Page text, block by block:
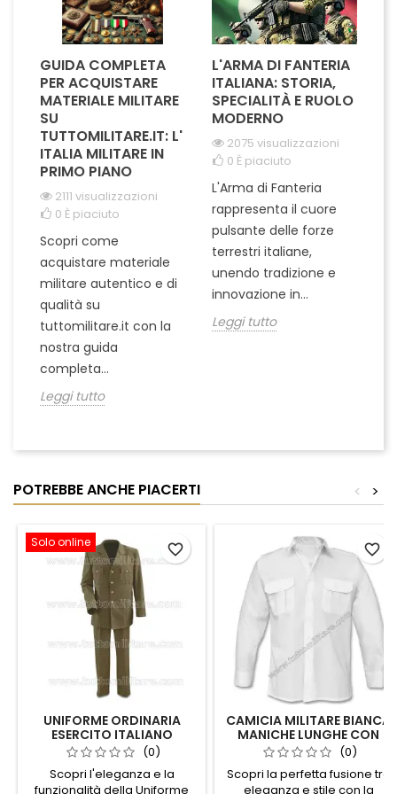
GUIDA COMPLETA
PER ACQUISTARE
MATERIALE MILITARE
SU
TUTTOMILITARE.IT: L'
ITALIA MILITARE IN
PRIMO PIANO
2111 visualizzazioni
0 È piaciuto
Scopri come
acquistare materiale
militare autentico e di
qualità su
tuttomilitare.it con la
nostra guida
completa...
Leggi tutto
L'ARMA DI FANTERIA
ITALIANA: STORIA,
SPECIALITÀ E RUOLO
MODERNO
2075 visualizzazioni
0 È piaciuto
L'Arma di Fanteria
rappresenta il cuore
pulsante delle forze
terrestri italiane,
unendo tradizione e
innovazione in...
Leggi tutto
POTREBBE ANCHE PIACERTI >
<
Solo online
UNIFORME ORDINARIA
ESERCITO ITALIANO
(0)
Scopri l'eleganza e la
funzionalità della Uniforme
favorite_border
CAMICIA MILITARE BIANCA
MANICHE LUNGHE CON
SPALLINE (0)
Scopri la perfetta fusione tra
eleganza e stile con la
favorite_border